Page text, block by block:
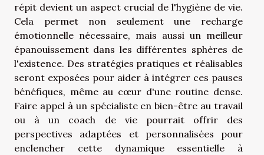
répit devient un aspect crucial de l'hygiène de vie.
Cela permet non seulement une recharge
émotionnelle nécessaire, mais aussi un meilleur
épanouissement dans les différentes sphères de
l'existence. Des stratégies pratiques et réalisables
seront exposées pour aider à intégrer ces pauses
bénéfiques, même au cœur d'une routine dense.
Faire appel à un spécialiste en bien-être au travail
ou à un coach de vie pourrait offrir des
perspectives adaptées et personnalisées pour
enclencher cette dynamique essentielle à